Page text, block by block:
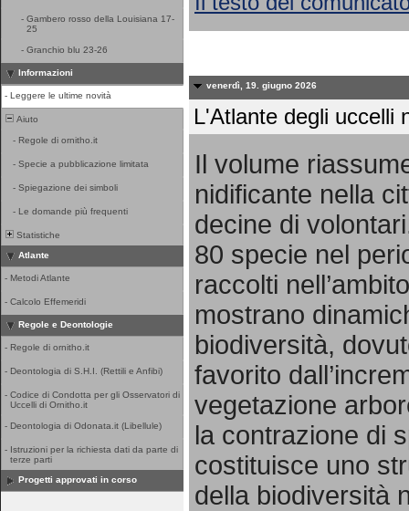
- Gambero rosso della Louisiana 17-
25
- Granchio blu 23-26
Informazioni
- Leggere le ultime novità
Aiuto
- Regole di ornitho.it
- Specie a pubblicazione limitata
- Spiegazione dei simboli
- Le domande più frequenti
Statistiche
Atlante
- Metodi Atlante
- Calcolo Effemeridi
Regole e Deontologie
- Regole di ornitho.it
- Deontologia di S.H.I. (Rettili e Anfibi)
- Codice di Condotta per gli Osservatori di
Uccelli di Ornitho.it
- Deontologia di Odonata.it (Libellule)
- Istruzioni per la richiesta dati da parte di
terze parti
Progetti approvati in corso
venerdì, 19. giugno 2026
L'Atlante degli uccelli
Il volume
nidificante nella
decine di
80 specie nel
raccolti
mostrano
biodiversità,
favorito
vegetazione
la contrazione di
costituisce uno
della biodiversità